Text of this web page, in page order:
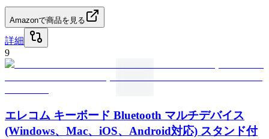
Amazonで商品を見る
詳細
9
エレコム キーボード Bluetooth マルチデバイス
(Windows、Mac、iOS、Android対応) スタンド付